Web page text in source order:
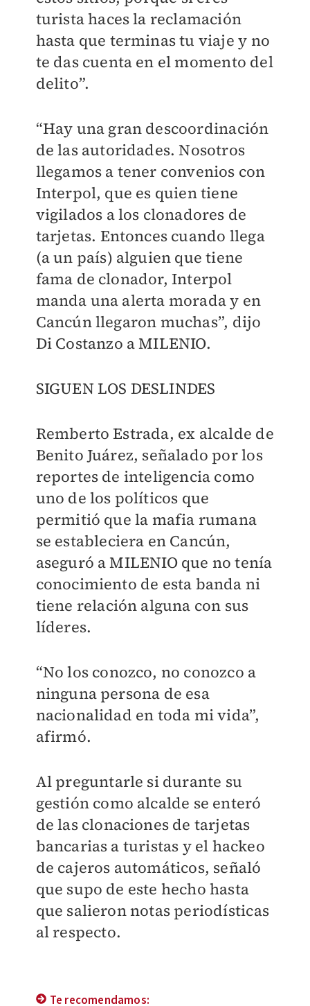
turista haces la reclamación
hasta que terminas tu viaje y no
te das cuenta en el momento del
delito”.
“Hay una gran descoordinación
de las autoridades. Nosotros
llegamos a tener convenios con
Interpol, que es quien tiene
vigilados a los clonadores de
tarjetas. Entonces cuando llega
(a un país) alguien que tiene
fama de clonador, Interpol
manda una alerta morada y en
Cancún llegaron muchas”, dijo
Di Costanzo a MILENIO.
SIGUEN LOS DESLINDES
Remberto Estrada, ex alcalde de
Benito Juárez, señalado por los
reportes de inteligencia como
uno de los políticos que
permitió que la mafia rumana
se estableciera en Cancún,
aseguró a MILENIO que no tenía
conocimiento de esta banda ni
tiene relación alguna con sus
líderes.
“No los conozco, no conozco a
ninguna persona de esa
nacionalidad en toda mi vida”,
afirmó.
Al preguntarle si durante su
gestión como alcalde se enteró
de las clonaciones de tarjetas
bancarias a turistas y el hackeo
de cajeros automáticos, señaló
que supo de este hecho hasta
que salieron notas periodísticas
al respecto.
Te recomendamos: